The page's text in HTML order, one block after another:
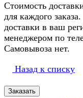
Стоимость
для каждого
доставки в ваш
менеджером по
Самовывоза нет.
Назад к списку
Заказать